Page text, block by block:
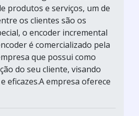
é comercializado pela
que possui como
do seu cliente, visando
eficazes.A empresa oferece